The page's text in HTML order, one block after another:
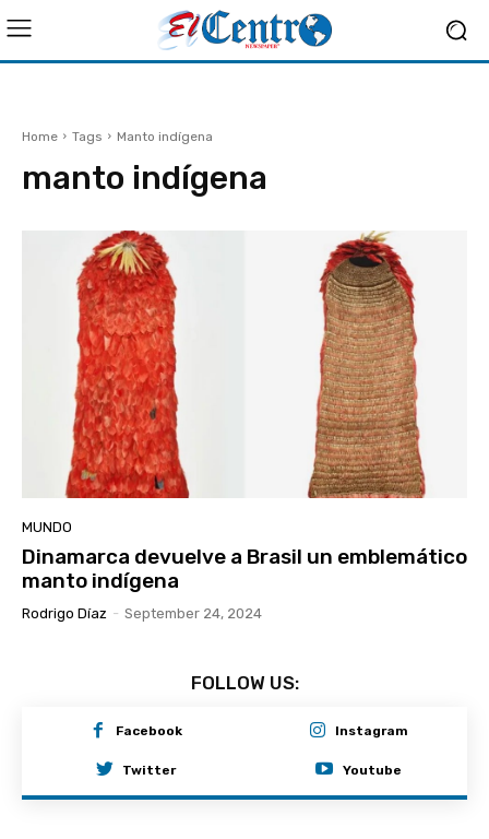
Home Tags Manto indígena
manto indígena
MUNDO
Dinamarca devuelve a Brasil un emblemático
manto indígena
Rodrigo Díaz - September 24, 2024
FOLLOW US:
Facebook Instagram
Twitter Youtube